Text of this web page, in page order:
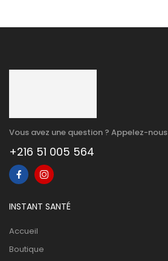
Vous avez une question ? Appelez-nous
+216 51 005 564
INSTANT SANTÉ
Accueil
Boutique